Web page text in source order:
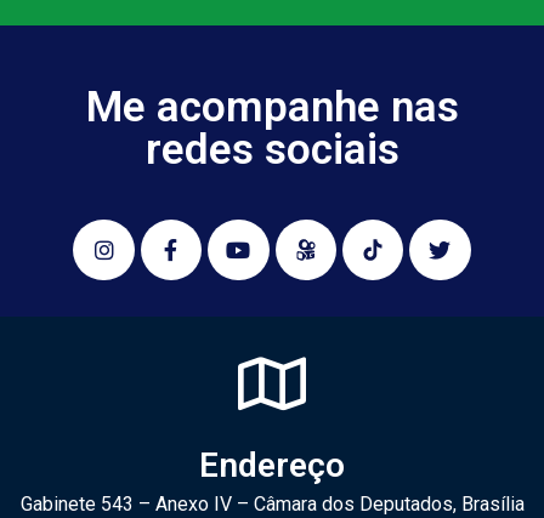
Me acompanhe nas
redes sociais
Endereço
Gabinete 543 – Anexo IV – Câmara dos Deputados, Brasília